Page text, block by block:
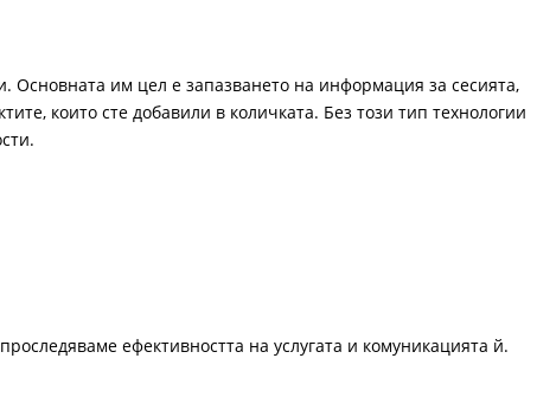
Основната им цел е запазването на информация за сесията,
които сте добавили в количката. Без този тип технологии
ефективността на услугата и комуникацията й.